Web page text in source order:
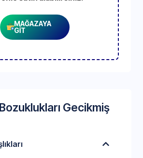
MAĞAZAYA
GİT
Gecikmiş